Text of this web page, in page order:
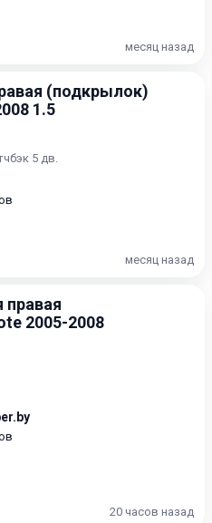
месяц назад
(подкрылок)
1.5
5 дв.
месяц назад
правая
2005-2008
20 часов назад